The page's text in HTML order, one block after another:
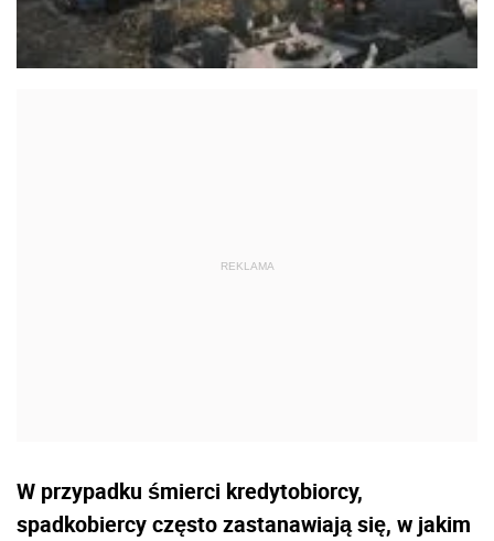
W przypadku śmierci kredytobiorcy,
spadkobiercy często zastanawiają się, w jakim